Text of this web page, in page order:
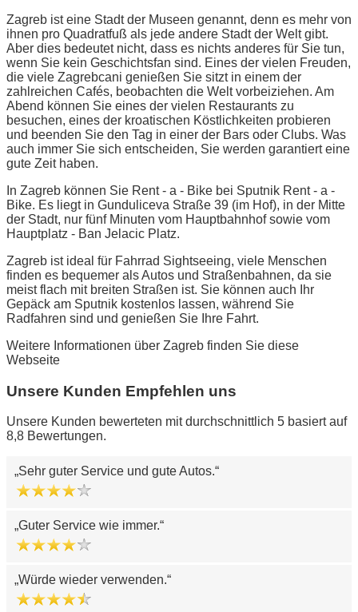
Zagreb ist eine Stadt der Museen genannt, denn es mehr von
ihnen pro Quadratfuß als jede andere Stadt der Welt gibt.
Aber dies bedeutet nicht, dass es nichts anderes für Sie tun,
wenn Sie kein Geschichtsfan sind. Eines der vielen Freuden,
die viele Zagrebcani genießen Sie sitzt in einem der
zahlreichen Cafés, beobachten die Welt vorbeiziehen. Am
Abend können Sie eines der vielen Restaurants zu
besuchen, eines der kroatischen Köstlichkeiten probieren
und beenden Sie den Tag in einer der Bars oder Clubs. Was
auch immer Sie sich entscheiden, Sie werden garantiert eine
gute Zeit haben.
In Zagreb können Sie Rent - a - Bike bei Sputnik Rent - a -
Bike. Es liegt in Gunduliceva Straße 39 (im Hof), in der Mitte
der Stadt, nur fünf Minuten vom Hauptbahnhof sowie vom
Hauptplatz - Ban Jelacic Platz.
Zagreb ist ideal für Fahrrad Sightseeing, viele Menschen
finden es bequemer als Autos und Straßenbahnen, da sie
meist flach mit breiten Straßen ist. Sie können auch Ihr
Gepäck am Sputnik kostenlos lassen, während Sie
Radfahren sind und genießen Sie Ihre Fahrt.
Weitere Informationen über Zagreb finden Sie diese
Webseite
Unsere Kunden Empfehlen uns
Unsere Kunden bewerteten mit durchschnittlich 5 basiert auf
8,8 Bewertungen.
Sehr guter Service und gute Autos.
Guter Service wie immer.
Würde wieder verwenden.